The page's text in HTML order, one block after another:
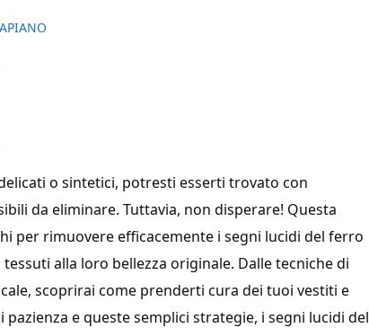
o sintetici, potresti esserti trovato con
da eliminare. Tuttavia, non disperare! Questa
per rimuovere efficacemente i segni lucidi del ferro
alla loro bellezza originale. Dalle tecniche di
scoprirai come prenderti cura dei tuoi vestiti e
e queste semplici strategie, i segni lucidi del